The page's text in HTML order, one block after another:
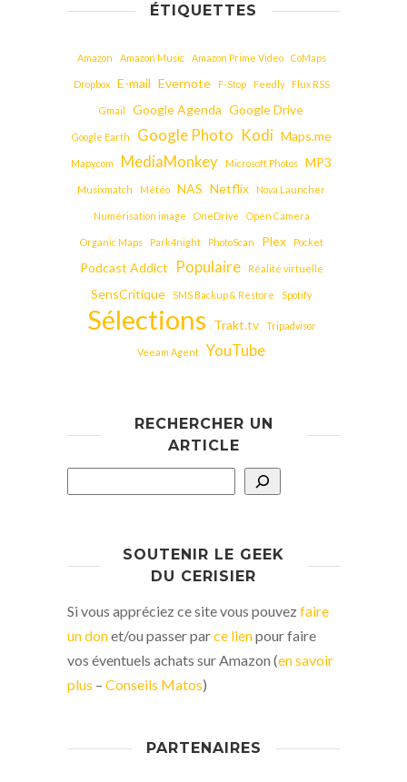
ÉTIQUETTES
Amazon Amazon Music Amazon Prime Video CoMaps
Dropbox E-mail Evernote F-Stop Feedly Flux RSS
Gmail Google Agenda Google Drive
Google Earth Google Photo Kodi Maps.me
Mapy.com MediaMonkey Microsoft Photos MP3
Musixmatch Météo NAS Netflix Nova Launcher
Numérisation image OneDrive Open Camera
Organic Maps Park4night PhotoScan Plex Pocket
Podcast Addict Populaire Réalité virtuelle
SensCritique SMS Backup & Restore Spotify
Sélections Trakt.tv Tripadvisor
Veeam Agent YouTube
RECHERCHER UN
ARTICLE
SOUTENIR LE GEEK
DU CERISIER
Si vous appréciez ce site vous pouvezfaire
un donet/ou passer parce lienpour faire
vos éventuels achats sur Amazon (en savoir
plus – Conseils Matos)
PARTENAIRES